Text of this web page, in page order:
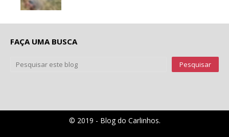
FAÇA UMA BUSCA
© 2019 - Blog do Carlinhos.